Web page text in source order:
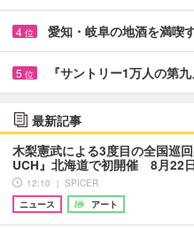
4 位 愛知・岐阜の地酒を満喫
5 位 『サントリー1万人の第
最新記事
木梨憲武による3度目の全国巡
UCH』北海道で初開催 8月22
12:10 ｜ SPICER
ニュース
アート